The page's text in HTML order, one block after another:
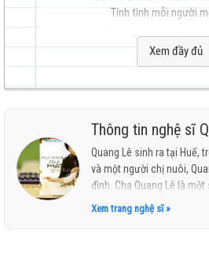
Tính tình mỗi người
Khi suốt ngày chẳng
Nhưng khi,
Lòng tôi bỗng buồn
Từng nhịp đập tim
Còn em,
Than trách hóa
Xem đầy đủ
Thông tin nghệ sĩ
Quang Lê sinh ra tại Huế,
và một người chị nuôi,
đình. Cha Quang Lê là
Đầu những năm 1990,
định cư tại bang Missouri,
Xem trang nghệ sĩ »